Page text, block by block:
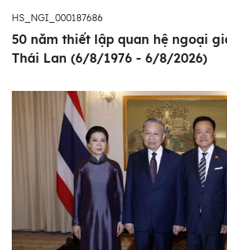
HS_NGI_000187686
50 năm thiết lập quan hệ ngoại
Thái Lan (6/8/1976 - 6/8/2026)